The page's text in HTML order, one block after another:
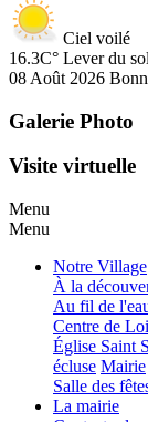
Ciel voilé
16.3C° Lever du
08 Août 2026
Galerie Photo
Visite virtuelle
Menu
Menu
Notre Village
À la
Au fil de
Centre de
Église Saint
écluse Mairie
Salle des
La mairie